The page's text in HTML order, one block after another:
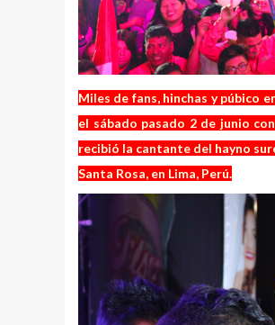
Miles de fans, hinchas y púbico
el sábado pasado 2 de junio
recibió la cantante del hayno
Santa Rosa, en Lima, Perú.